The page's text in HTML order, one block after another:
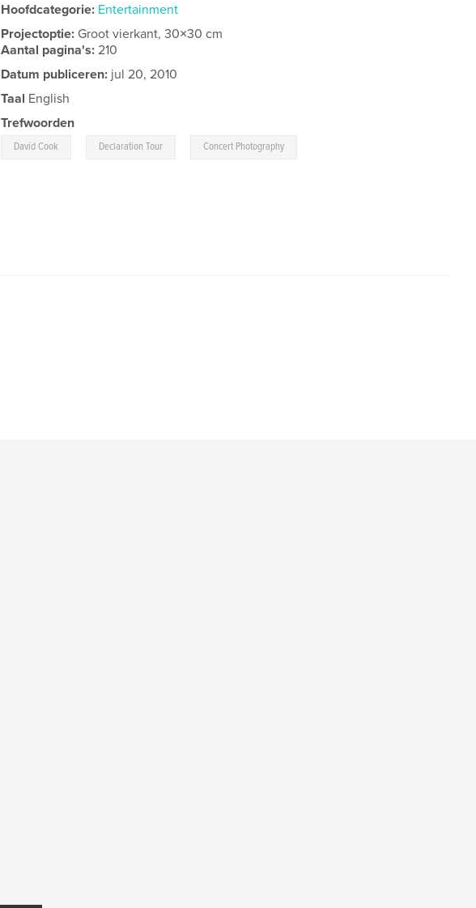
Hoofdcategorie: Entertainment
Projectoptie: Groot vierkant, 30×30 cm
Aantal pagina's:210
Datum publiceren: jul 20, 2010
Taal English
Trefwoorden
David Cook Declaration Tour Concert Photography